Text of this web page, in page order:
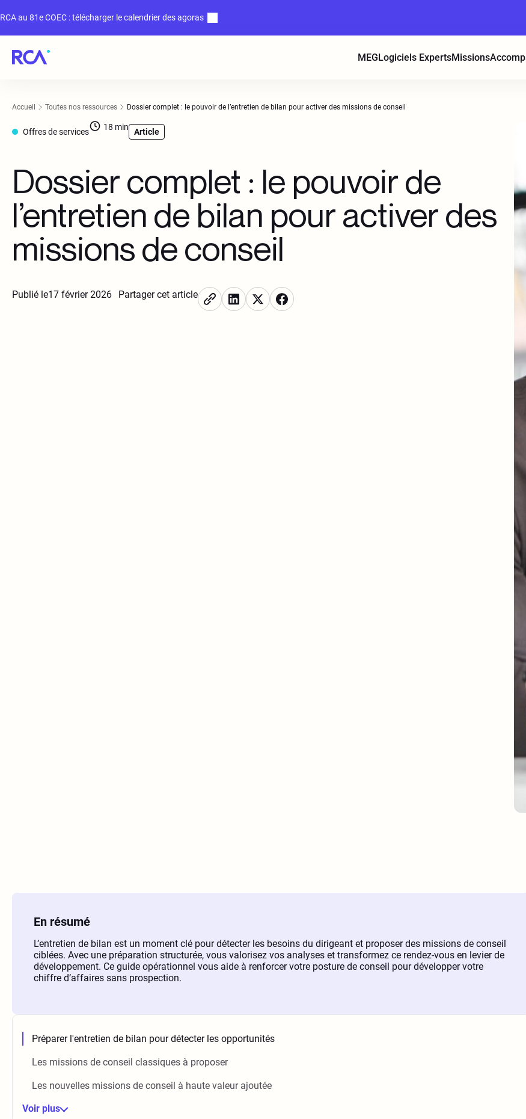
RCA au 81e COEC : télécharger le calendrier des agoras
MEGLogiciels ExpertsMissions
Accueil Toutes nos ressources Dossier complet : le pouvoir de l’entretien de bilan pour activer des missions de conseil
Offres de services 18 min Article
Dossier complet : le pouvoir de
l’entretien de bilan pour activer des
missions de conseil
Publié le17 février 2026 Partager cet article
En résumé
L’entretien de bilan est un moment clé pour détecter les besoins du dirigeant et proposer des missions de conseil
ciblées. Avec une préparation structurée, vous valorisez vos analyses et transformez ce rendez-vous en levier de
développement. Ce guide opérationnel vous aide à renforcer votre posture de conseil pour développer votre
chiffre d’affaires sans prospection.
Préparer l'entretien de bilan pour détecter les opportunités
Les missions de conseil classiques à proposer
Les nouvelles missions de conseil à haute valeur ajoutée
Voir plus